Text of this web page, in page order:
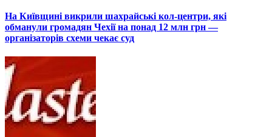
На Київщині викрили шахрайські кол-центри, які
обманули громадян Чехії на понад 12 млн грн —
організаторів схеми чекає суд